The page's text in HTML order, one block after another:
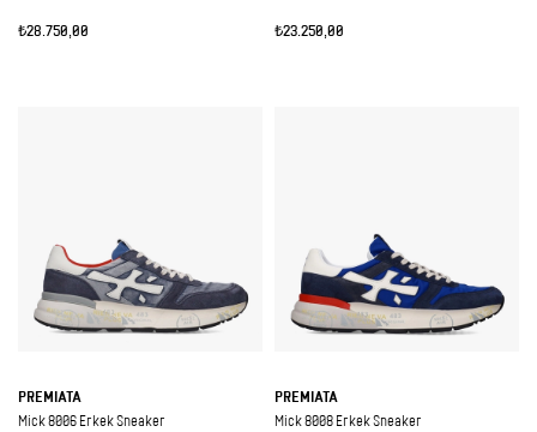
₺28.750,00 ₺23.250,00
PREMIATA
Mick 8006 Erkek Sneaker
PREMIATA
Mick 8008 Erkek Sneaker